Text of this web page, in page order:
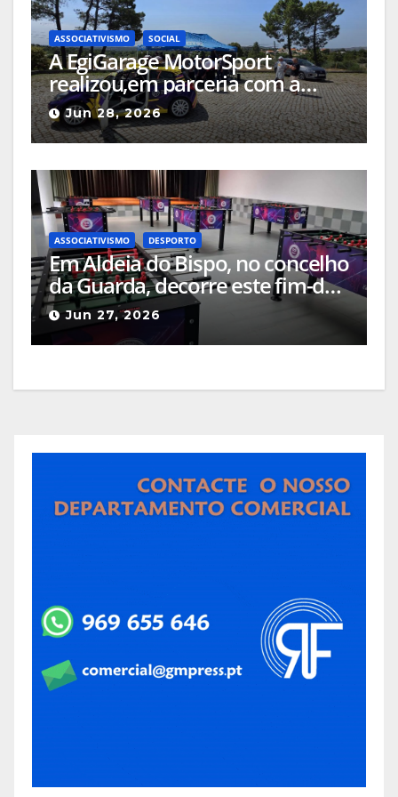
ASSOCIATIVISMO SOCIAL
A EgiGarage MotorSport
realizou,em parceria com a
ACAPO , uma acção de inclusão
social
Jun 28, 2026
ASSOCIATIVISMO DESPORTO
Em Aldeia do Bispo, no concelho
da Guarda, decorre este fim-de-
semana, a III Taça Regional da
Beira Interior de Matraquilhos
Jun 27, 2026